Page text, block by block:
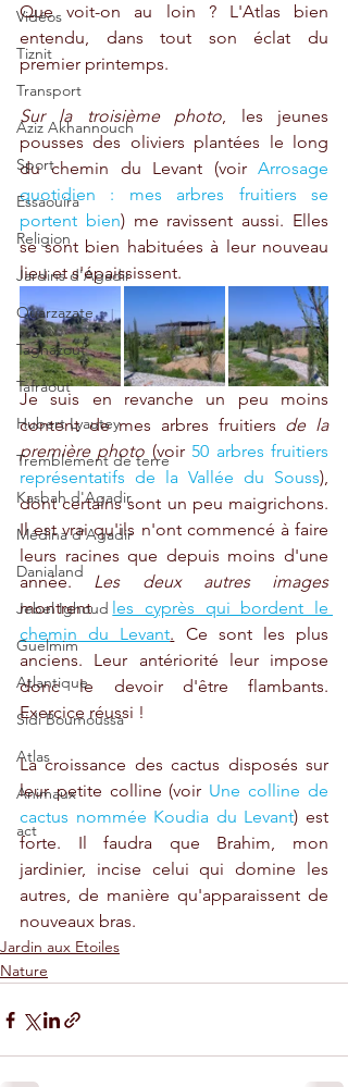
Vidéos
Tiznit
Transport
Aziz Akhannouch
Sport
Essaouira
Religion
Jardins d'Agadir
Ouarzazate
Taghazout
Tafraout
Hubert Lyautey
Tremblement de terre
Kasbah d'Agadir
Médina d'Agadir
Danialand
Jebel Ighoud
Guelmim
Atlantique
Sidi Boumoussa
Atlas
Animaux
act
Que voit-on au loin ? L'Atlas bien
entendu, dans tout son éclat du
premier printemps.
Sur la troisième photo, les jeunes
pousses des oliviers plantées le long
du chemin du Levant (voir Arrosage
quotidien : mes arbres fruitiers se
portent bien) me ravissent aussi. Elles
se sont bien habituées à leur nouveau
lieu et s'épaississent.
Je suis en revanche un peu moins
content de mes arbres fruitiers de la
première photo (voir 50 arbres fruitiers
représentatifs de la Vallée du Souss),
dont certains sont un peu maigrichons.
Il est vrai qu'ils n'ont commencé à faire
leurs racines que depuis moins d'une
année.
Les deux autres images
montrent les cyprès qui bordent le
chemin du Levant. Ce sont les plus
anciens. Leur antériorité leur impose
donc le devoir d'être flambants.
Exercice réussi !
La croissance des cactus disposés sur
leur petite colline (voir Une colline de
cactus nommée Koudia du Levant) est
forte. Il faudra que Brahim, mon
jardinier, incise celui qui domine les
autres, de manière qu'apparaissent de
nouveaux bras.
Jardin aux Etoiles
Nature